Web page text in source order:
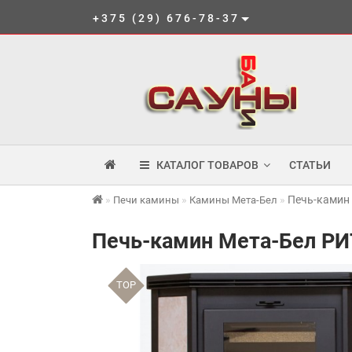
+375 (29) 676-78-37
КАТАЛОГ ТОВАРОВ СТАТЬИ
Печи камины Камины Мета-Бел Печь-
Печь-камин Мета-Бел
TOP